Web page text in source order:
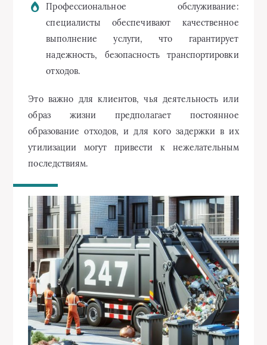
Профессиональное обслуживание:
специалисты обеспечивают качественное
выполнение услуги, что гарантирует
надежность, безопасность транспортировки
отходов.
Это важно для клиентов, чья деятельность или
образ жизни предполагает постоянное
образование отходов, и для кого задержки в их
утилизации могут привести к нежелательным
последствиям.